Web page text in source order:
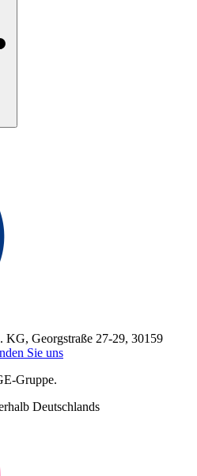
Georgstraße 27-29, 30159
Sie uns
Gruppe.
Deutschlands